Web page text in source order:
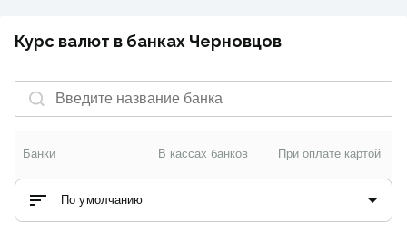
Курс валют в банках Черновцов
Банки В кассах банков При оплате картой
По умолчанию